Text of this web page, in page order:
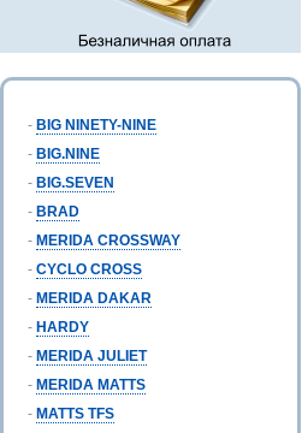
- BIG NINETY-NINE
- BIG.NINE
- BIG.SEVEN
- BRAD
- MERIDA CROSSWAY
- CYCLO CROSS
- MERIDA DAKAR
- HARDY
- MERIDA JULIET
- MERIDA MATTS
- MATTS TFS